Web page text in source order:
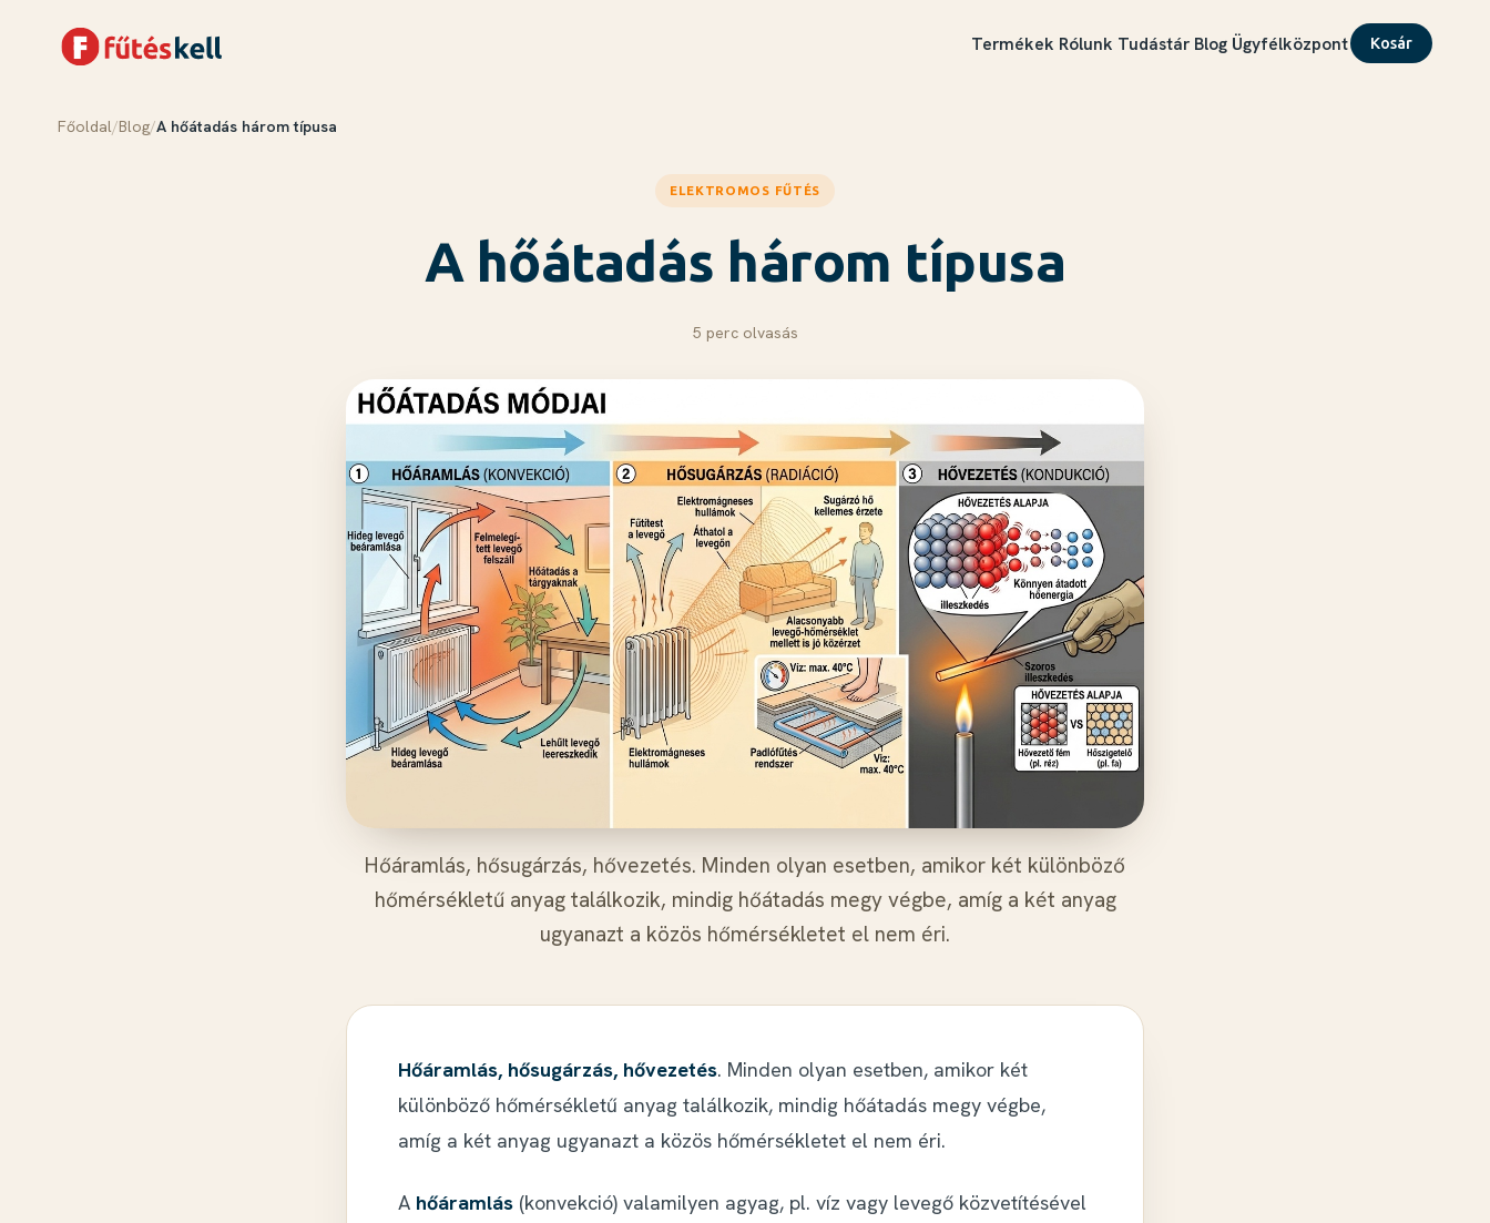
Termékek Rólunk Tudástár Blog Ügyfélközpont Kosár
Menü
Kosár
Főoldal/Blog/A hőátadás három típusa
ELEKTROMOS FŰTÉS
A hőátadás három típusa
5 perc olvasás
Hőáramlás, hősugárzás, hővezetés. Minden olyan esetben, amikor két különböző
hőmérsékletű anyag találkozik, mindig hőátadás megy végbe, amíg a két anyag
ugyanazt a közös hőmérsékletet el nem éri.
Hőáramlás, hősugárzás, hővezetés. Minden olyan esetben, amikor két
különböző hőmérsékletű anyag találkozik, mindig hőátadás megy végbe,
amíg a két anyag ugyanazt a közös hőmérsékletet el nem éri.
A hőáramlás (konvekció) valamilyen agyag, pl. víz vagy levegő közvetítésével